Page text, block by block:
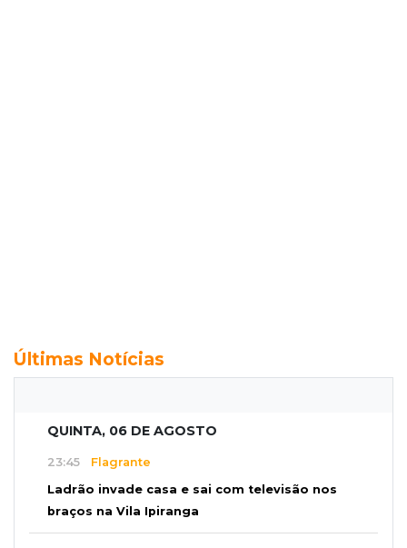
Últimas Notícias
QUINTA, 06 DE AGOSTO
23:45 Flagrante
Ladrão invade casa e sai com televisão nos
braços na Vila Ipiranga